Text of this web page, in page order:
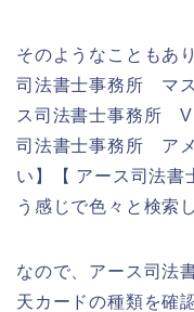
そのようなこともあ
司法書士事務所 マ
ス司法書士事務所
司法書士事務所 ア
い】【 アース司法
う感じで色々と検索
なので、アース司法
天カードの種類を確